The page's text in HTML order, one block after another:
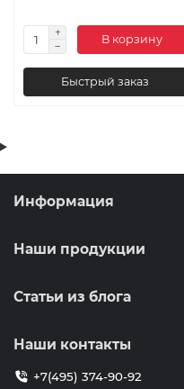
В корзину
Быстрый заказ
Информация
Наши продукции
Статьи из блога
Наши контакты
+7(495) 374-90-92